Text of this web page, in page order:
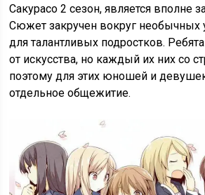
Сакурасо 2 сезон, является вполне
Сюжет закручен вокруг
для талантливых подростков.
от искусства, но каждый их них со
поэтому для этих юношей и
отдельное общежитие.